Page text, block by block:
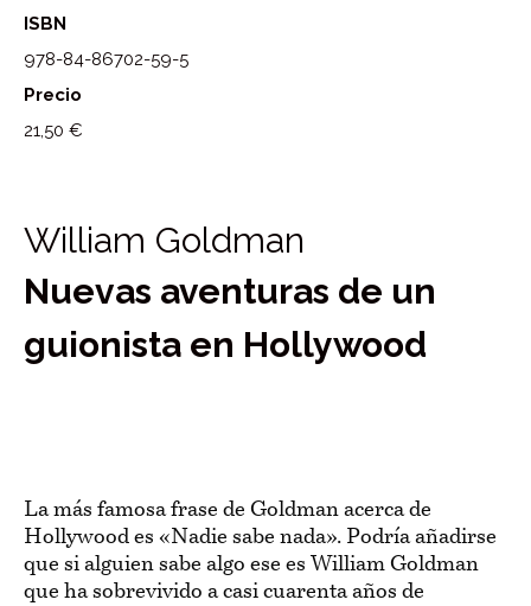
ISBN
978-84-86702-59-5
Precio
21,50 €
William Goldman
Nuevas aventuras de un
guionista en Hollywood
La más famosa frase de Goldman acerca de
Hollywood es «Nadie sabe nada». Podría añadirse
que si alguien sabe algo ese es William Goldman
que ha sobrevivido a casi cuarenta años de